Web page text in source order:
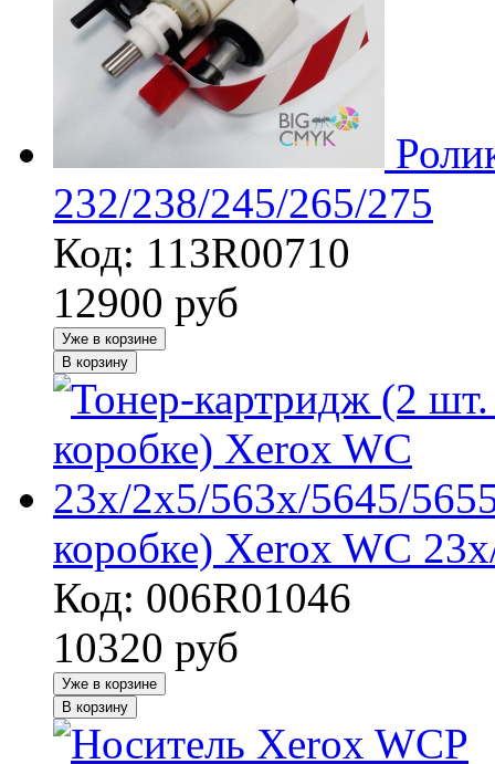
232/238/245/265/275
Код: 113R00710
12900 руб
Уже в корзине
В корзину
коробке) Xerox WC
Код: 006R01046
10320 руб
Уже в корзине
В корзину